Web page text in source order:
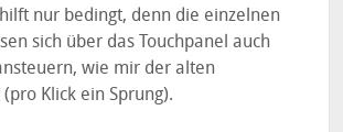
nur bedingt, denn die einzelnen
sich über das Touchpanel auch
wie mir der alten
Klick ein Sprung).